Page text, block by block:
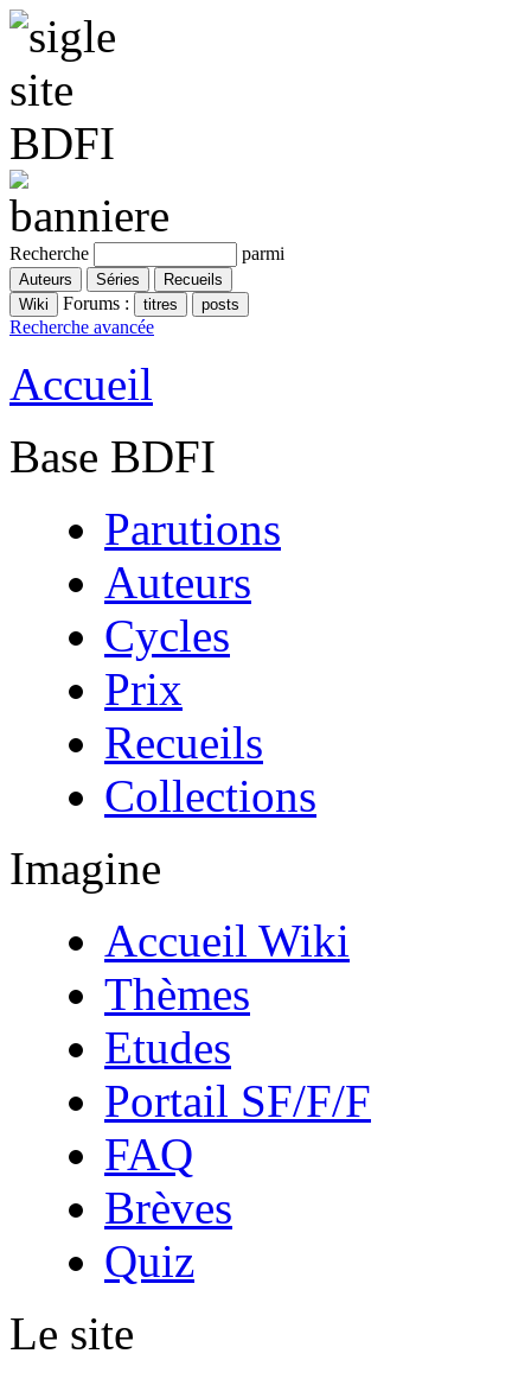
Recherche parmi
Forums :
Recherche avancée
Accueil
Base BDFI
Parutions
Auteurs
Cycles
Prix
Recueils
Collections
Imagine
Accueil Wiki
Thèmes
Etudes
Portail SF/F/F
FAQ
Brèves
Quiz
Le site